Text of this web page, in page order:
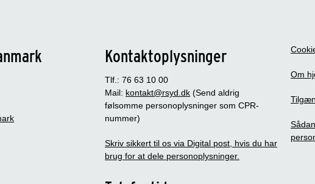
Kontaktoplysninger
Tlf.: 76 63 10 00
Mail: kontakt@rsyd.dk (Send aldrig
følsomme personoplysninger som CPR-
nummer)
Skriv sikkert til os via Digital post, hvis du har
brug for at dele personoplysninger.
Om